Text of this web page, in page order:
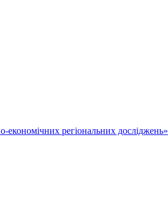
економічних регіональних досліджень»